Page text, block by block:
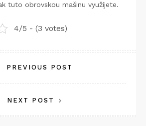
tuto obrovskou mašinu využijete.
4/5 - (3 votes)
PREVIOUS POST
NEXT POST